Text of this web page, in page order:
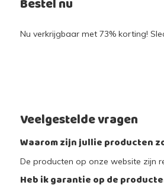
Bestel nu
Nu verkrijgbaar met 73% korting!
Veelgestelde vragen
Waarom zijn jullie producten
De producten op onze website zijn
Heb ik garantie op de